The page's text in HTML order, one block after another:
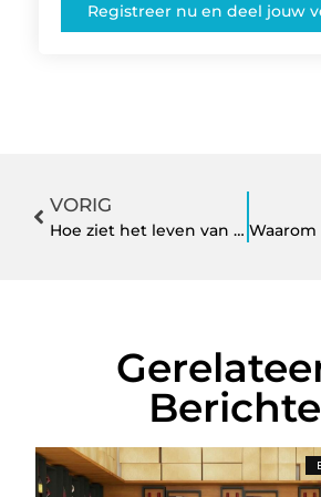
Registreer nu en deel jouw
VORIG
Hoe ziet het leven van een duif eruit?